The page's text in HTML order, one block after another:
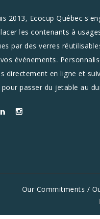
2013, Ecocup Québec
les contenants à
par des verres
événements.
directement en ligne et
passer du jetable au
Our Commitments /